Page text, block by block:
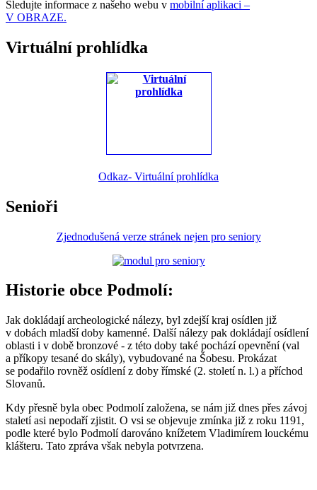
Sledujte informace z našeho webu v mobilní aplikaci –
V OBRAZE.
Virtuální prohlídka
Odkaz- Virtuální prohlídka
Senioři
Zjednodušená verze stránek nejen pro seniory
Historie obce Podmolí:
Jak dokládají archeologické nálezy, byl zdejší kraj osídlen již
v dobách mladší doby kamenné. Další nálezy pak dokládají osídlení
oblasti i v době bronzové - z této doby také pochází opevnění (val
a příkopy tesané do skály), vybudované na Šobesu. Prokázat
se podařilo rovněž osídlení z doby římské (2. století n. l.) a příchod
Slovanů.
Kdy přesně byla obec Podmolí založena, se nám již dnes přes závoj
staletí asi nepodaří zjistit. O vsi se objevuje zmínka již z roku 1191,
podle které bylo Podmolí darováno knížetem Vladimírem louckému
klášteru. Tato zpráva však nebyla potvrzena.